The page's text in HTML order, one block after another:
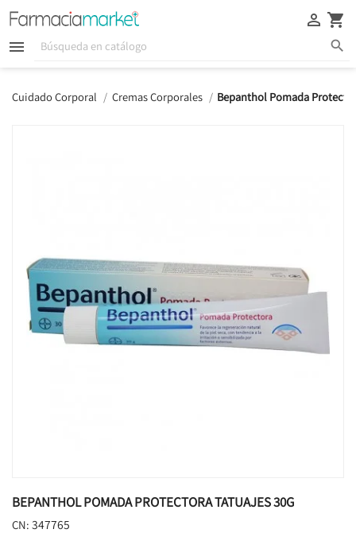
  
 
Cuidado Corporal Cremas Corporales Bepanthol Pomada
BEPANTHOL POMADA PROTECTORA TATUAJES 30G
CN: 347765